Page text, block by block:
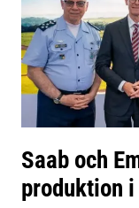
Saab och
produktion